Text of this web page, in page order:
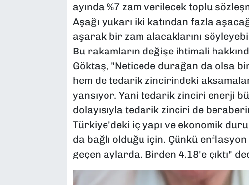
ayında %7 zam verilecek toplu
Aşağı yukarı iki katından fazla
aşarak bir zam alacaklarını
Bu rakamların değişe ihtimali
Göktaş, "Neticede durağan da olsa
hem de tedarik zincirindeki
yansıyor. Yani tedarik zinciri enerji
dolayısıyla tedarik zinciri de
Türkiye'deki iç yapı ve ekonomik
da bağlı olduğu için. Çünkü
geçen aylarda. Birden 4.18'e çıktı"